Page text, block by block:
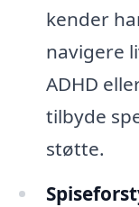
kender
navigere
ADHD
tilbyde
støtte.